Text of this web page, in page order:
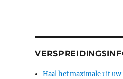
Haal het maximale uit